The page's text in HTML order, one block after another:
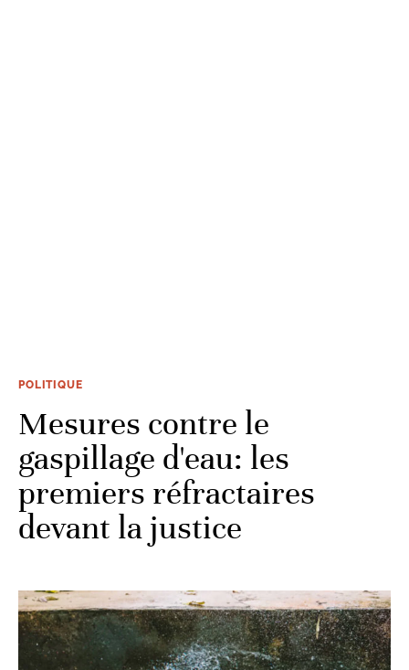
POLITIQUE
Mesures contre le
gaspillage d'eau: les
premiers réfractaires
devant la justice